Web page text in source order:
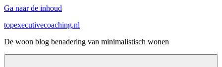
Ga naar de inhoud
topexecutivecoaching.nl
De woon blog benadering van minimalistisch wonen